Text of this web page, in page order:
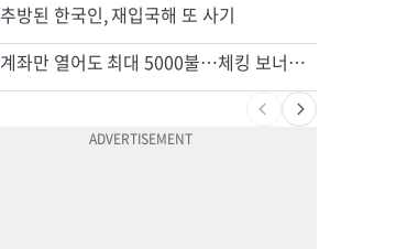
추방된 한국인, 재입국해 또 사기
계좌만 열어도 최대 5000불…체킹 보너스 무한 경쟁